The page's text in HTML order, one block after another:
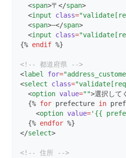
  <
span>〒</span>
  <
input class=
  <
span>−</span>
  <
input class=
{% endif %}
<!-- 都道府県 -->
<label for=
<select class=
  <
option value="">選択して
  {%
for prefecture in
    <
option value='{{
  {%
endfor %}
</select>
<!-- 住所 -->